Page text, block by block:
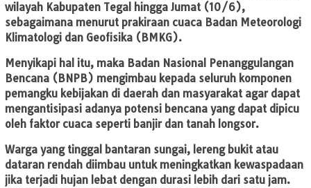
wilayah Kabupaten Tegal hingga Jumat (10/6),
sebagaimana menurut prakiraan cuaca Badan Meteorologi
Klimatologi dan Geofisika (BMKG).
Menyikapi hal itu, maka Badan Nasional Penanggulangan
Bencana (BNPB) mengimbau kepada seluruh komponen
pemangku kebijakan di daerah dan masyarakat agar dapat
mengantisipasi adanya potensi bencana yang dapat dipicu
oleh faktor cuaca seperti banjir dan tanah longsor.
Warga yang tinggal bantaran sungai, lereng bukit atau
dataran rendah diimbau untuk meningkatkan kewaspadaan
jika terjadi hujan lebat dengan durasi lebih dari satu jam.